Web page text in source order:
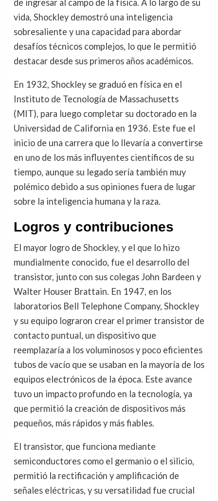
de ingresar al campo de la física. A lo largo de su
vida, Shockley demostró una inteligencia
sobresaliente y una capacidad para abordar
desafíos técnicos complejos, lo que le permitió
destacar desde sus primeros años académicos.
En 1932, Shockley se graduó en física en el
Instituto de Tecnología de Massachusetts
(MIT), para luego completar su doctorado en la
Universidad de California en 1936. Este fue el
inicio de una carrera que lo llevaría a convertirse
en uno de los más influyentes científicos de su
tiempo, aunque su legado sería también muy
polémico debido a sus opiniones fuera de lugar
sobre la inteligencia humana y la raza.
Logros y contribuciones
El mayor logro de Shockley, y el que lo hizo
mundialmente conocido, fue el desarrollo del
transistor, junto con sus colegas John Bardeen y
Walter Houser Brattain. En 1947, en los
laboratorios Bell Telephone Company, Shockley
y su equipo lograron crear el primer transistor de
contacto puntual, un dispositivo que
reemplazaría a los voluminosos y poco eficientes
tubos de vacío que se usaban en la mayoría de los
equipos electrónicos de la época. Este avance
tuvo un impacto profundo en la tecnología, ya
que permitió la creación de dispositivos más
pequeños, más rápidos y más fiables.
El transistor, que funciona mediante
semiconductores como el germanio o el silicio,
permitió la rectificación y amplificación de
señales eléctricas, y su versatilidad fue crucial